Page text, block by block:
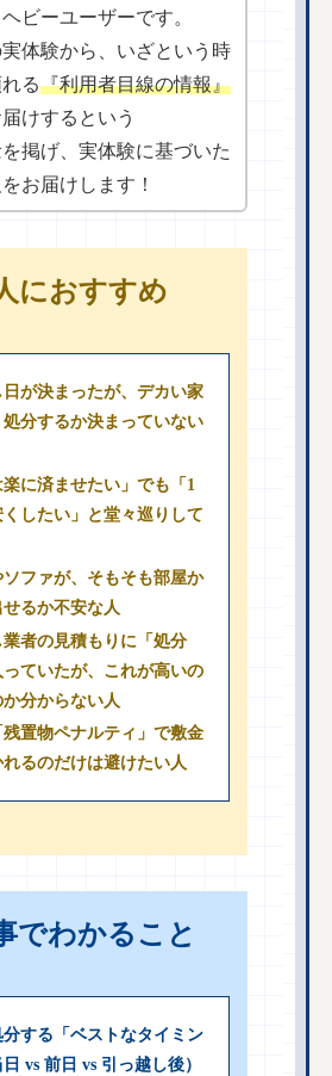
ビーユーザーです。
体験から、いざという時
る『利用者目線の情報』
けするという
掲げ、実体験に基づいた
お届けします！
におすすめ
日が決まったが、デカい家
分するか決まっていない
楽に済ませたい」でも「1
くしたい」と堂々巡りして
ファが、そもそも部屋か
るか不安な人
業者の見積もりに「処分
ていたが、これが高いの
分からない人
置物ペナルティ」で敷金
るのだけは避けたい人
でわかること
する「ベストなタイミン
vs 前日 vs 引っ越し後）